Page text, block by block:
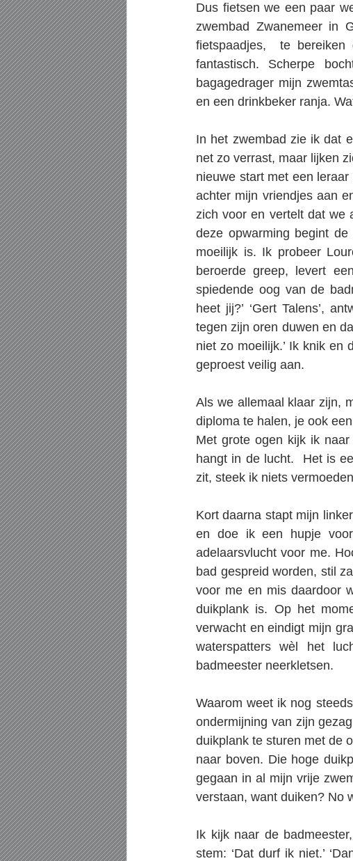
Dus fietsen we een paar
zwembad Zwanemeer in
fietspaadjes,  te
fantastisch. Scherpe
bagagedrager mijn
en een drinkbeker ranja.
In het zwembad zie ik dat
net zo verrast, maar lijken
nieuwe start met een
achter mijn vriendjes aan
zich voor en vertelt dat we
deze opwarming begint
moeilijk is. Ik probeer
beroerde greep, levert
spiedende oog van de
heet jij?’ ‘Gert Talens’,
tegen zijn oren duwen en
niet zo moeilijk.’ Ik knik en
geproest veilig aan.
Als we allemaal klaar zijn,
diploma te halen, je ook
Met grote ogen kijk ik
hangt in de lucht.  Het is
zit, steek ik niets
Kort daarna stapt mijn
en doe ik een hupje
adelaarsvlucht voor me.
bad gespreid worden, stil
voor me en mis daardoor
duikplank is. Op het
verwacht en eindigt mijn
waterspatters wèl het
badmeester neerkletsen.
Waarom weet ik nog
ondermijning van zijn
duikplank te sturen met de
naar boven. Die hoge
gegaan in al mijn vrije
verstaan, want duiken? No
Ik kijk naar de
stem: ‘Dat durf ik niet.’